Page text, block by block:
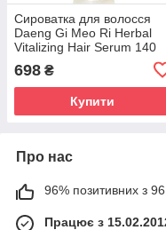
Сироватка для волосся
Daeng Gi Meo Ri Herbal
Vitalizing Hair Serum 140
698 ₴
Купити
Про нас
96% позитивних з 96
Працює з